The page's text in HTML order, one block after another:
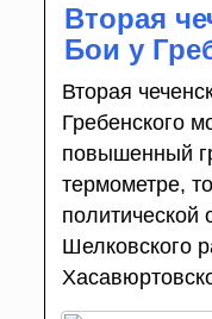
Вторая
Бои у
Вторая
Гребенского
повышенный
термометре,
политической
Шелковского